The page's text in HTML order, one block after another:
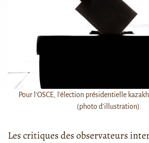
Pour l'OSCE, l'élection présidentielle
(photo d'illustration).
Les critiques des observateurs